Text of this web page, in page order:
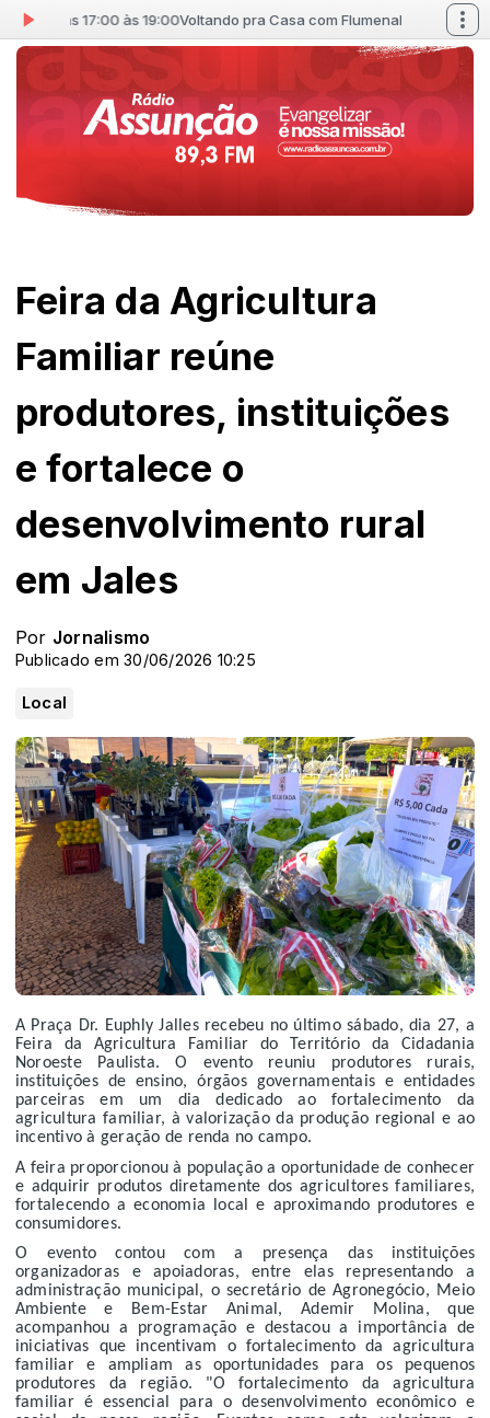
das 17:00 às 19:00Voltando pra Casa com Flumenal das 17:00 às
Feira da Agricultura
Familiar reúne
produtores, instituições
e fortalece o
desenvolvimento rural
em Jales
Por Jornalismo
Publicado em 30/06/2026 10:25
Local
A Praça Dr. Euphly Jalles recebeu no último sábado, dia 27, a
Feira da Agricultura Familiar do Território da Cidadania
Noroeste Paulista. O evento reuniu produtores rurais,
instituições de ensino, órgãos governamentais e entidades
parceiras em um dia dedicado ao fortalecimento da
agricultura familiar, à valorização da produção regional e ao
incentivo à geração de renda no campo.
A feira proporcionou à população a oportunidade de conhecer
e adquirir produtos diretamente dos agricultores familiares,
fortalecendo a economia local e aproximando produtores e
consumidores.
O evento contou com a presença das instituições
organizadoras e apoiadoras, entre elas representando a
administração municipal, o secretário de Agronegócio, Meio
Ambiente e Bem-Estar Animal, Ademir Molina, que
acompanhou a programação e destacou a importância de
iniciativas que incentivam o fortalecimento da agricultura
familiar e ampliam as oportunidades para os pequenos
produtores da região. "O fortalecimento da agricultura
familiar é essencial para o desenvolvimento econômico e